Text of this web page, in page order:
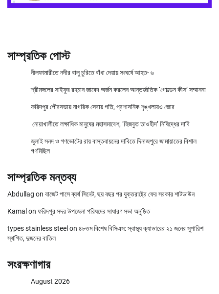
সাম্প্রতিক পোস্ট
নীলফামারীতে নদীর বালু চুরিতে বাঁধা দেয়ায় সংঘর্ষে আহত- ৬
শ্রীমঙ্গলের সাইফুর রহমান জাবেদ অর্জন করলেন আন্তর্জাতিক ‘গোল্ডেন কীস’ সম্মাননা
ফরিদপুর পৌরসভায় নাগরিক সেবায় গতি, প্রশাসনিক শৃঙ্খলায়ও জোর
নোয়াখালীতে লক্ষাধিক মানুষের মহাসমাবেশ, ‘হিজবুত তাওহীদ’ নিষিদ্ধের দাবি
জুলাই সনদ ও গণভোটের রায় বাস্তবায়নের দাবিতে দিনাজপুরে জামায়াতের বিশাল
গণমিছিল
সাম্প্রতিক মন্তব্য
Abdullag on বাজেট পাসে ব্যর্থ সিনেট, ছয় বছর পর যুক্তরাষ্ট্রে ফের সরকার শাটডাউন
Kamal on ফরিদপুর সদর উপজেলা পরিষদের সাধারণ সভা অনুষ্ঠিত
types stainless steel on ৪৮তম বিশেষ বিসিএস: স্বাস্থ্য ক্যাডারের ২১ জনের সুপারিশ
স্থগিত, দুজনের বাতিল
সংরক্ষণাগার
August 2026